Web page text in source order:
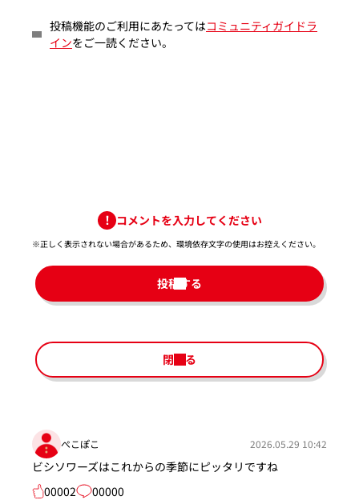
投稿機能のご利用にあたってはコミュニティガイドラ
インをご一読ください。
コメントを入力してください
※正しく表示されない場合があるため、環境依存文字の使用はお控えください。​
投稿する
閉じる
ぺこぽこ 2026.05.29 10:42
ビシソワーズはこれからの季節にピッタリですね
00002
00000